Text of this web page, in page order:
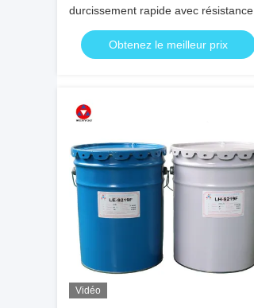
durcissement rapide avec résistance
aux chocs thermiques pour isolateurs
électriques extérieurs
Obtenez le meilleur prix
Vidéo